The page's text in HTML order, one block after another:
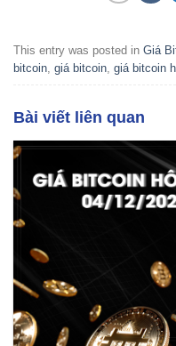
This entry was posted in Giá
bitcoin, giá bitcoin, giá bitcoin
Bài viết liên quan